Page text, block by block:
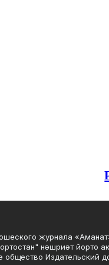
журнала
нәшриәт йорто
общество Издательский